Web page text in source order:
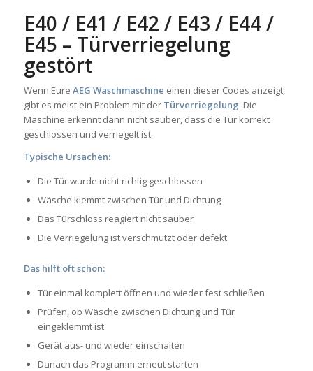
E40 / E41 / E42 / E43 / E44 /
E45 – Türverriegelung
gestört
Wenn Eure AEG Waschmaschine einen dieser Codes anzeigt,
gibt es meist ein Problem mit der Türverriegelung. Die
Maschine erkennt dann nicht sauber, dass die Tür korrekt
geschlossen und verriegelt ist.
Typische Ursachen:
Die Tür wurde nicht richtig geschlossen
Wäsche klemmt zwischen Tür und Dichtung
Das Türschloss reagiert nicht sauber
Die Verriegelung ist verschmutzt oder defekt
Das hilft oft schon:
Tür einmal komplett öffnen und wieder fest schließen
Prüfen, ob Wäsche zwischen Dichtung und Tür
eingeklemmt ist
Gerät aus- und wieder einschalten
Danach das Programm erneut starten